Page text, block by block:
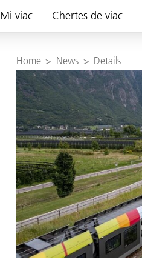
Mi viac Chertes de viac
Home > News > Details